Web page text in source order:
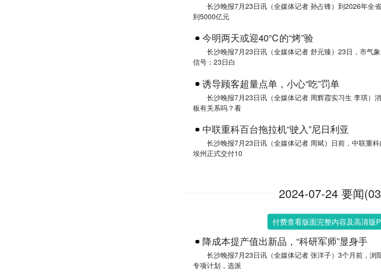
长沙晚报7月23日讯（全媒体记者 孙占锋）到2026年全
到5000亿元
今明两天或迎40℃的“烤”验
长沙晚报7月23日讯（全媒体记者 舒元臻）23日，市气
信号：23日白
诱导顾客超量点单，小心“吃”罚单
长沙晚报7月23日讯（全媒体记者 周辉霞实习生 李琪）
板有关系吗？看
中联重科百台拖拉机“驶入”尼日利亚
长沙晚报7月23日讯（全媒体记者 周斌）日前，中联重
埃州正式交付10
2024-07-24 要闻
付费查看版面完整内容及高清版
降成本提产值出新品，“科研军师”显身手
长沙晚报7月23日讯（全媒体记者 张洋子）3个月前，浏
专项计划，选派